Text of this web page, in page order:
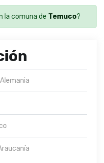
la comuna de Temuco?